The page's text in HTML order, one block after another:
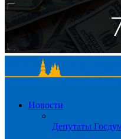
Новости
Депутаты